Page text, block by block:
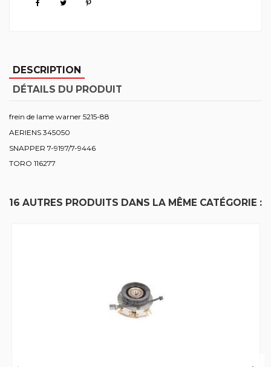
DESCRIPTION
DÉTAILS DU PRODUIT
frein de lame warner 5215-88
AERIENS 345050
SNAPPER 7-9197/7-9446
TORO 116277
16 AUTRES PRODUITS DANS LA MÊME CATÉGORIE :